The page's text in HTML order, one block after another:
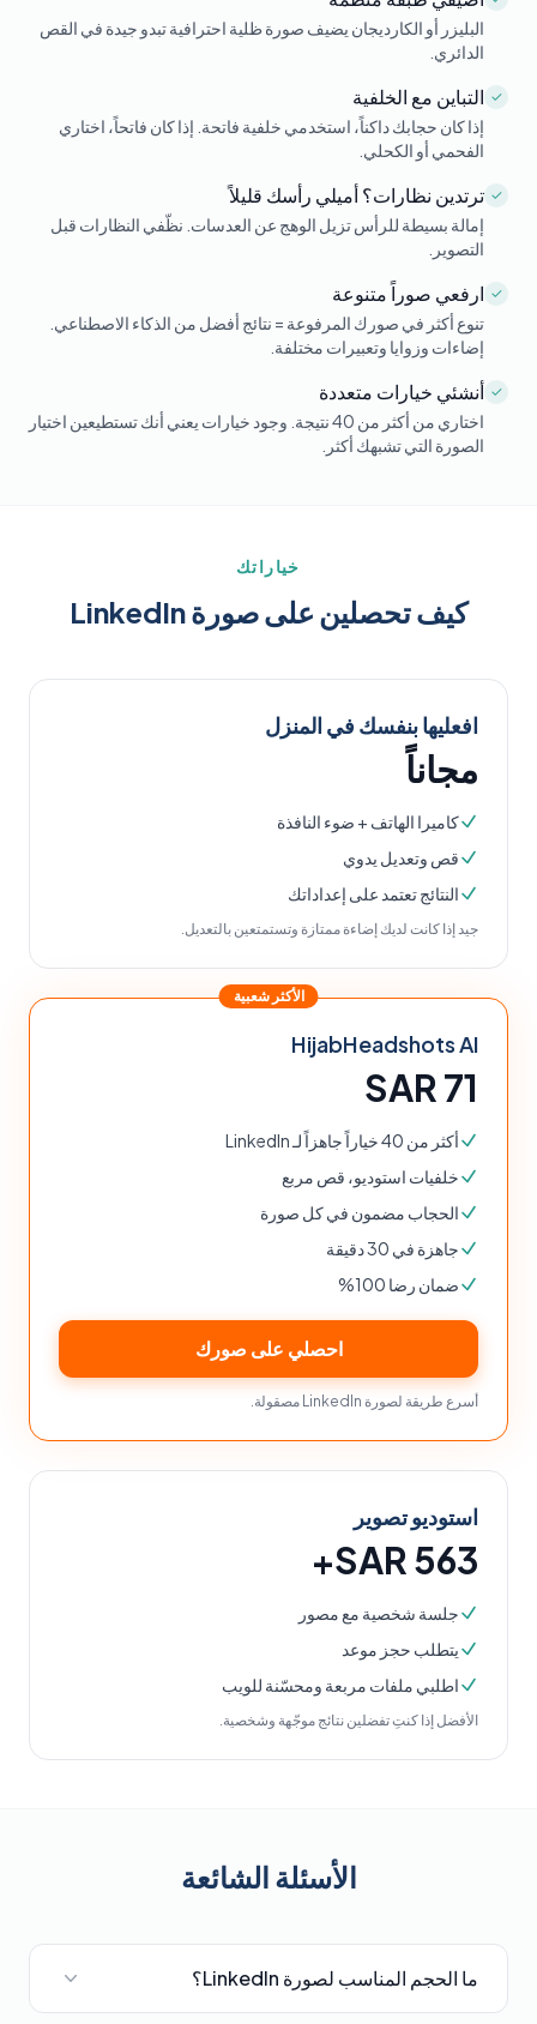
البليزر أو الكارديجان يضيف صورة ظلية احترافية تبدو جيدة في القص
الدائري.
✓ التباين مع الخلفية
إذا كان حجابك داكناً، استخدمي خلفية فاتحة. إذا كان فاتحاً، اختاري
الفحمي أو الكحلي.
✓ ترتدين نظارات؟ أميلي رأسك قليلاً
إمالة بسيطة للرأس تزيل الوهج عن العدسات. نظّفي النظارات قبل
التصوير.
✓ ارفعي صوراً متنوعة
تنوع أكثر في صورك المرفوعة = نتائج أفضل من الذكاء الاصطناعي.
إضاءات وزوايا وتعبيرات مختلفة.
✓ أنشئي خيارات متعددة
اختاري من أكثر من 40 نتيجة. وجود خيارات يعني أنك تستطيعين اختيار
الصورة التي تشبهك أكثر.
خياراتك
كيف تحصلين على صورة LinkedIn
افعليها بنفسك في المنزل
مجاناً
كاميرا الهاتف + ضوء النافذة
قص وتعديل يدوي
النتائج تعتمد على إعداداتك
جيد إذا كانت لديك إضاءة ممتازة وتستمتعين بالتعديل.
الأكثر شعبية
HijabHeadshots AI
SAR 71
أكثر من 40 خياراً جاهزاً لـ LinkedIn
خلفيات استوديو، قص مربع
الحجاب مضمون في كل صورة
جاهزة في 30 دقيقة
ضمان رضا 100%
احصلي على صورك
أسرع طريقة لصورة LinkedIn مصقولة.
استوديو تصوير
SAR 563+
جلسة شخصية مع مصور
يتطلب حجز موعد
اطلبي ملفات مربعة ومحسّنة للويب
الأفضل إذا كنتِ تفضلين نتائج موجّهة وشخصية.
الأسئلة الشائعة
ما الحجم المناسب لصورة LinkedIn؟